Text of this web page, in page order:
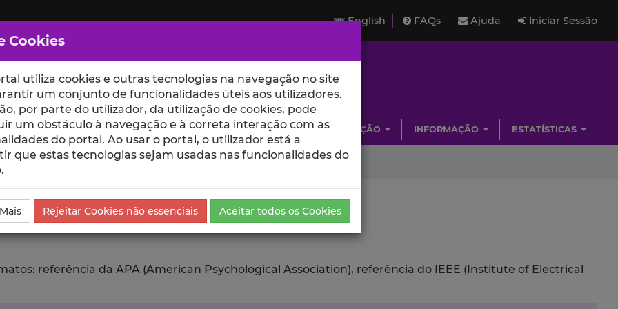
English FAQs Ajuda Iniciar Sessão
ESCOLAS UNIDADES INVESTIGAÇÃO INFORMAÇÃO ESTATÍSTICAS
Exportar
referência da APA (American Psychological Association), referência do IEEE (Institute of Electrical
Cookies
utiliza cookies e outras tecnologias na navegação no site
um conjunto de funcionalidades úteis aos utilizadores.
por parte do utilizador, da utilização de cookies, pode
um obstáculo à navegação e à correta interação com as
do portal. Ao usar o portal, o utilizador está a
que estas tecnologias sejam usadas nas funcionalidades do
Rejeitar Cookies não essenciais Aceitar todos os Cookies